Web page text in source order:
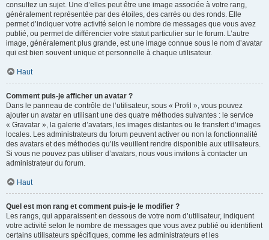
consultez un sujet. Une d’elles peut être une image associée à votre rang,
généralement représentée par des étoiles, des carrés ou des ronds. Elle
permet d’indiquer votre activité selon le nombre de messages que vous avez
publié, ou permet de différencier votre statut particulier sur le forum. L’autre
image, généralement plus grande, est une image connue sous le nom d’avatar
qui est bien souvent unique et personnelle à chaque utilisateur.
Haut
Comment puis-je afficher un avatar ?
Dans le panneau de contrôle de l’utilisateur, sous « Profil », vous pouvez
ajouter un avatar en utilisant une des quatre méthodes suivantes : le service
« Gravatar », la galerie d’avatars, les images distantes ou le transfert d’images
locales. Les administrateurs du forum peuvent activer ou non la fonctionnalité
des avatars et des méthodes qu’ils veuillent rendre disponible aux utilisateurs.
Si vous ne pouvez pas utiliser d’avatars, nous vous invitons à contacter un
administrateur du forum.
Haut
Quel est mon rang et comment puis-je le modifier ?
Les rangs, qui apparaissent en dessous de votre nom d’utilisateur, indiquent
votre activité selon le nombre de messages que vous avez publié ou identifient
certains utilisateurs spécifiques, comme les administrateurs et les